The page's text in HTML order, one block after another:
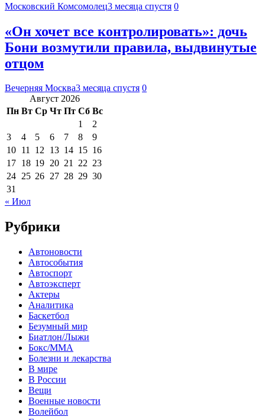
Московский Комсомолец3 месяца спустя 0
«Он хочет все контролировать»: дочь
Бони возмутили правила, выдвинутые
отцом
Вечерняя Москва3 месяца спустя 0
Август 2026
Пн Вт Ср Чт Пт Сб Вс
1
2
3
4 5 6 7 8
9
10 11 12 13 14 15 16
17 18 19 20 21 22 23
24 25 26 27 28 29 30
31
« Июл
Рубрики
Автоновости
Автособытия
Автоспорт
Автоэксперт
Актеры
Аналитика
Баскетбол
Безумный мир
Биатлон/Лыжи
Бокс/MMA
Болезни и лекарства
В мире
В России
Вещи
Военные новости
Волейбол